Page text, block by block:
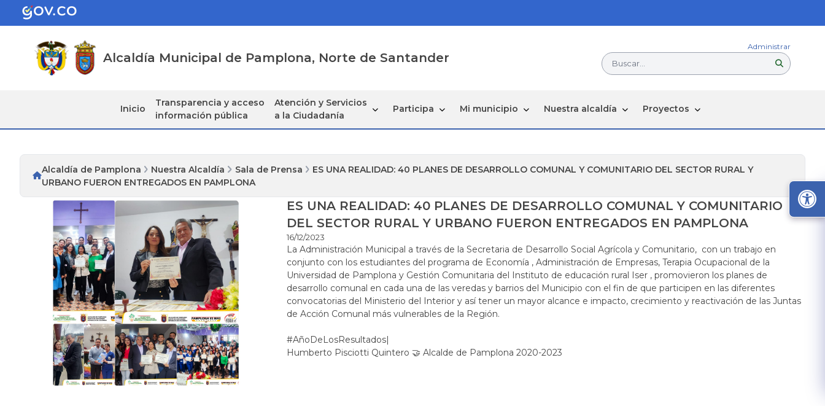
Alcaldía Municipal de Pamplona, Norte de Santander
Administrar
Buscar...
Inicio
Transparencia y acceso
información pública
Atención y Servicios
a la Ciudadanía
Participa Mi municipio Nuestra alcaldía Proyectos
Alcaldía de Pamplona Nuestra Alcaldía Sala de Prensa
ES UNA REALIDAD: 40 PLANES DE DESARROLLO COMUNAL Y COMUNITARIO DEL SECTOR RURAL Y
URBANO FUERON ENTREGADOS EN PAMPLONA
ES UNA REALIDAD: 40 PLANES DE DESARROLLO COMUNAL Y COMUNITARIO
DEL SECTOR RURAL Y URBANO FUERON ENTREGADOS EN PAMPLONA
16/12/2023
La Administración Municipal a través de la Secretaria de Desarrollo Social Agrícola y Comunitario, con un trabajo en
conjunto con los estudiantes del programa de Economía , Administración de Empresas, Terapia Ocupacional de la
Universidad de Pamplona y Gestión Comunitaria del Instituto de educación rural Is​er , promovieron los planes de
desarrollo comunal en cada una de las veredas y barrios del Municipio con el fin de que participen en las diferentes
convocatorias del Ministerio del Interior y así tener un mayor alcance e impacto, crecimiento y reactivación de las Juntas
de Acción Comunal más vulnerables de la Región.
#AñoDeLosResultados|
Humberto Pisciotti Quintero 🤝 Alcalde de Pamplona 2020-2023